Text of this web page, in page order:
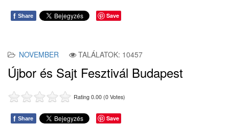
f Share Save
NOVEMBER TALÁLATOK: 10457
Újbor és Sajt Fesztivál Budapest
Rating 0.00 (0 Votes)
f Share Save